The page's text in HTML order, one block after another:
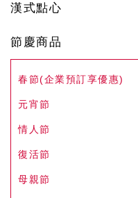
漢式點心
節慶商品
春節(企業預訂享優惠)
元宵節
情人節
復活節
母親節